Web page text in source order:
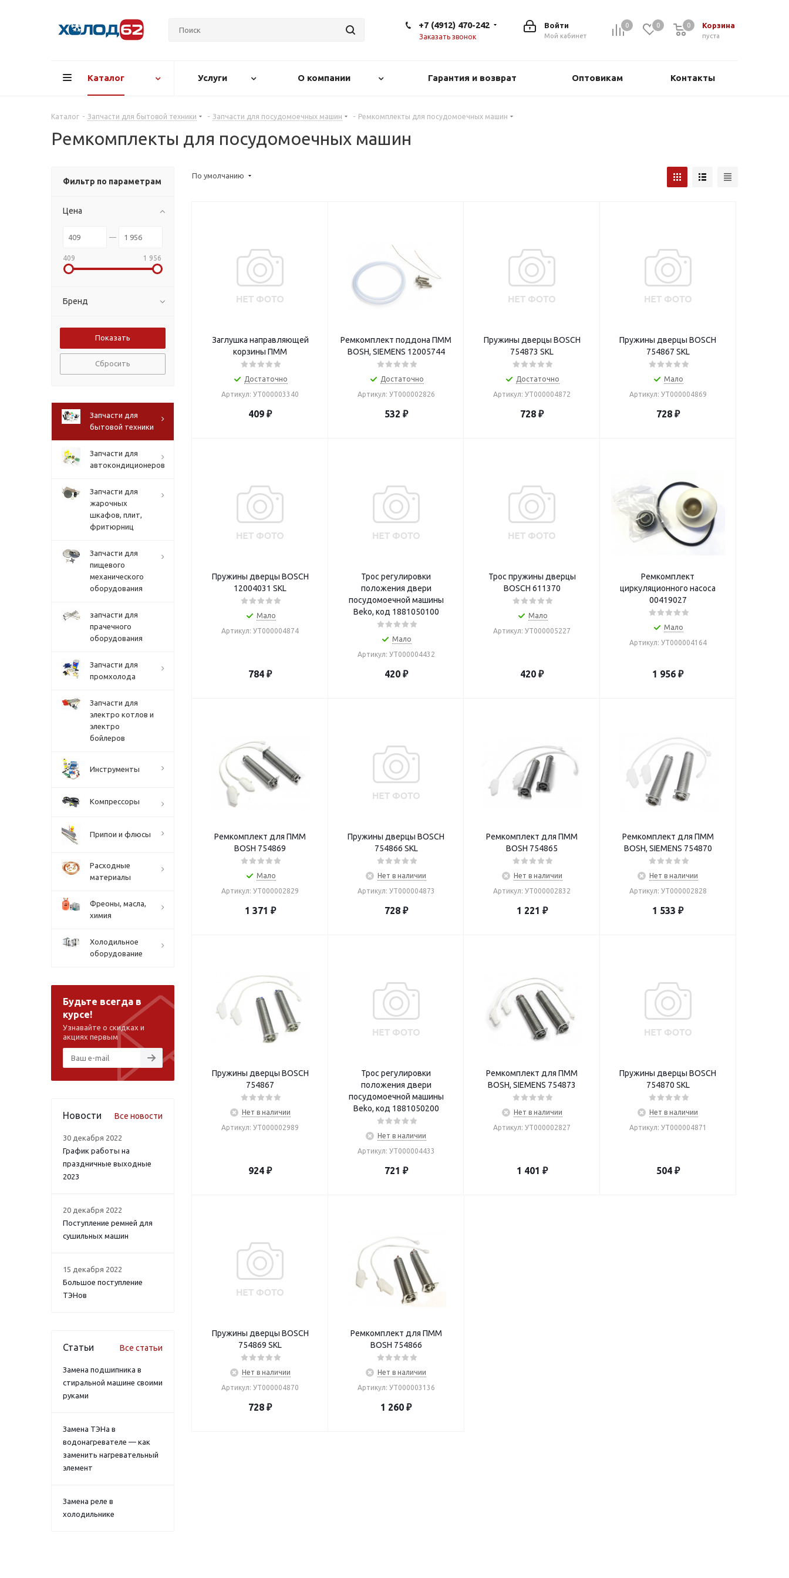
0 0 Корзина
0
пуста
0
Войти
Мой кабинет
+7 (4912) 470-242
Заказать звонок
Каталог Услуги О компании Гарантия и возврат Оптовикам Контакты
Каталог - Запчасти для бытовой техники - Запчасти для посудомоечных машин - Ремкомплекты для посудомоечных машин
Ремкомплекты для посудомоечных машин
По умолчанию
Заглушка направляющей
корзины ПММ
Достаточно
Артикул: УТ000003340
409 ₽
Ремкомплект поддона ПММ
BOSH, SIEMENS 12005744
Достаточно
Артикул: УТ000002826
532 ₽
Пружины дверцы BOSCH
754873 SKL
Достаточно
Артикул: УТ000004872
728 ₽
Пружины дверцы BOSCH
754867 SKL
Мало
Артикул: УТ000004869
728₽
Пружины дверцы BOSCH
12004031 SKL
Мало
Артикул: УТ000004874
784 ₽
Трос регулировки
положения двери
посудомоечной машины
Beko, код 1881050100
Мало
Артикул: УТ000004432
420₽
Трос пружины дверцы
BOSCH 611370
Мало
Артикул: УТ000005227
420 ₽
Ремкомплект
циркуляционного насоса
00419027
Мало
Артикул: УТ000004164
1 956 ₽
Ремкомплект для ПММ
BOSH 754869
Мало
Артикул: УТ000002829
1 371 ₽
Пружины дверцы BOSCH
754866 SKL
Нет в наличии
Артикул: УТ000004873
728₽
Ремкомплект для ПММ
BOSH 754865
Нет в наличии
Артикул: УТ000002832
1 221 ₽
Ремкомплект для ПММ
BOSH, SIEMENS 754870
Нет в наличии
Артикул: УТ000002828
1 533 ₽
Пружины дверцы BOSCH
754867
Нет в наличии
Артикул: УТ000002989
924 ₽
Трос регулировки
положения двери
посудомоечной машины
Beko, код 1881050200
Нет в наличии
Артикул: УТ000004433
721 ₽
Ремкомплект для ПММ
BOSH, SIEMENS 754873
Нет в наличии
Артикул: УТ000002827
1 401 ₽
Пружины дверцы BOSCH
754870 SKL
Нет в наличии
Артикул: УТ000004871
504₽
Пружины дверцы BOSCH
754869 SKL
Нет в наличии
Артикул: УТ000004870
728 ₽
Ремкомплект для ПММ
BOSH 754866
Нет в наличии
Артикул: УТ000003136
1 260 ₽
Фильтр по параметрам
Цена
409 1 956
Бренд
Сбросить
Запчасти для
бытовой техники
Запчасти для
автокондиционеров
Запчасти для
жарочных
шкафов, плит,
фритюрниц
Запчасти для
пищевого
механического
оборудования
запчасти для
прачечного
оборудования
Запчасти для
промхолода
Запчасти для
электро котлов и
электро
бойлеров
Инструменты
Компрессоры
Припои и флюсы
Расходные
материалы
Фреоны, масла,
химия
Холодильное
оборудование
Будьте всегда в
курсе!
Узнавайте о скидках и
акциях первым
Новости Все новости
30 декабря 2022
График работы на
праздничные выходные
2023
20 декабря 2022
Поступление ремней для
сушильных машин
15 декабря 2022
Большое поступление
ТЭНов
Статьи Все статьи
Замена подшипника в
стиральной машине своими
руками
Замена ТЭНа в
водонагревателе — как
заменить нагревательный
элемент
Замена реле в
холодильнике